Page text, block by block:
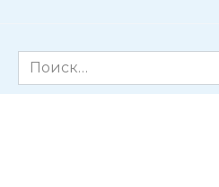
Search
for: